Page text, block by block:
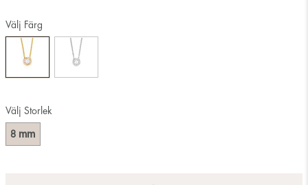
Välj Storlek
8 mm
Välj Färg